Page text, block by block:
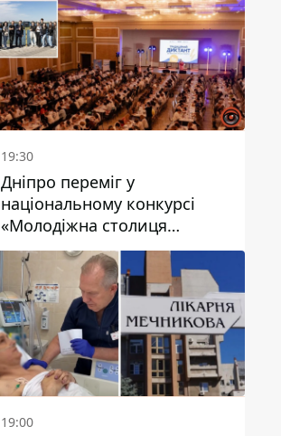
19:30
Дніпро переміг у
національному конкурсі
«Молодіжна столиця
України – 2026»
19:00